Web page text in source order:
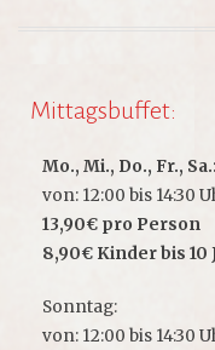
Mittagsbuffet:
Mo., Mi., Do., Fr., Sa.:
von: 12:00 bis 14:30
13,90€ pro Person
8,90€ Kinder bis 10
Sonntag:
von: 12:00 bis 14:30